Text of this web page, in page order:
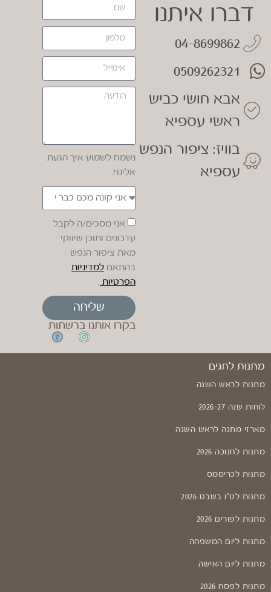
דברו איתנו
04-8699862
0509262321
אבא חושי כביש
ראשי עספיא
בוויז: ציפור הנפש
עספיא
נשמח לשמוע איך הגעת
אלינו?
אני מסכים/ה לקבל
עדכונים ותוכן שיווקי
מאת ציפור הנפש
בהתאם למדיניות
הפרטיות .
שליחה
בקרו אותנו ברשתות
מתנות לחגים
מתנות לראש השנה
לוחות שנה 2026-27
מארזי מתנה לראש השנה
מתנות לחנוכה 2026
מתנות לכריסמס
מתנות לט"ו בשבט 2026
מתנות לפורים 2026
מתנות ליום המשפחה
מתנות ליום האישה
מתנות לפסח 2026